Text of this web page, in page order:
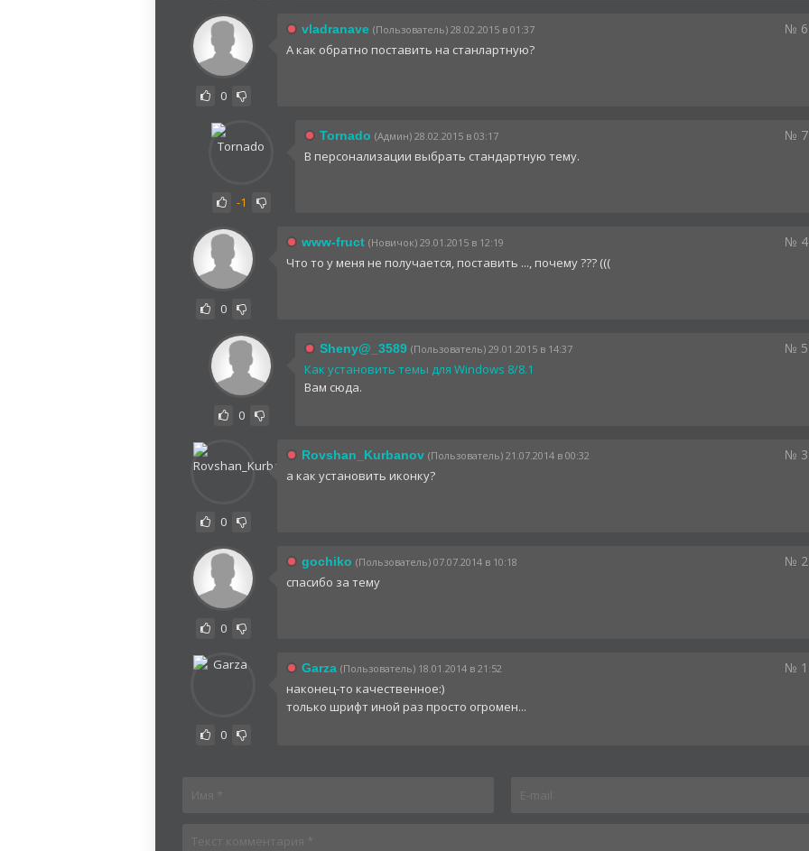
0
vladranave (Пользователь) 28.02.2015 в 01:37 № 6
А как обратно поставить на станлартную?
-1
Tornado (Админ) 28.02.2015 в 03:17 № 7
В персонализации выбрать стандартную тему.
0
www-fruct (Новичок) 29.01.2015 в 12:19 № 4
Что то у меня не получается, поставить ..., почему ??? (((
0
Sheny@_3589 (Пользователь) 29.01.2015 в 14:37 № 5
Как установить темы для Windows 8/8.1
Вам сюда.
0
Rovshan_Kurbanov (Пользователь) 21.07.2014 в 00:32 № 3
а как установить иконку?
0
gochiko (Пользователь) 07.07.2014 в 10:18 № 2
спасибо за тему
0
Garza (Пользователь) 18.01.2014 в 21:52 № 1
наконец-то качественное:)
только шрифт иной раз просто огромен...